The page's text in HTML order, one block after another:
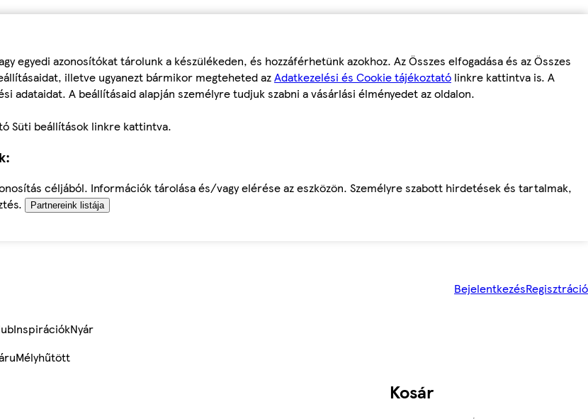
egyedi azonosítókat tárolunk a készülékeden, és hozzáférhetünk azokhoz. Az Összes elfogadása és az Összes
illetve ugyanezt bármikor megteheted azAdatkezelési és Cookie tájékoztató linkre kattintva is. A
adataidat. A beállításaid alapján személyre tudjuk szabni a vásárlási élményedet az oldalon.
Süti beállítások linkre kattintva.
céljából. Információk tárolása és/vagy elérése az eszközön. Személyre szabott hirdetések és tartalmak,
Partnereink listája
BejelentkezésRegisztráció
InspirációkNyár
Mélyhűtött
Kosár